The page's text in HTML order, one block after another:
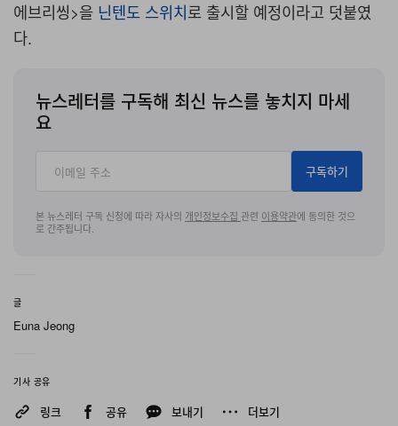
에브리씽>을 닌텐도 스위치로 출시할 예정이라고 덧붙였
다.
뉴스레터를 구독해 최신 뉴스를 놓치지 마세
요
구독하기
본 뉴스레터 구독 신청에 따라 자사의 개인정보수집 관련 이용약관에 동의한 것으
로 간주됩니다.
글
Euna Jeong
기사 공유
링크 공유 보내기 더보기